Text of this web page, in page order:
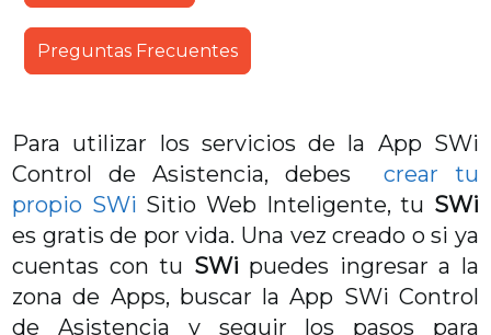
Preguntas Frecuentes
Para utilizar los servicios de la App SWi
Control de Asistencia, debes crear tu
propio SWi Sitio Web Inteligente, tu SWi
es gratis de por vida. Una vez creado o si ya
cuentas con tu SWi puedes ingresar a la
zona de Apps, buscar la App SWi Control
de Asistencia y seguir los pasos para